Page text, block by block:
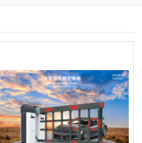
通道闸系列
伸缩门